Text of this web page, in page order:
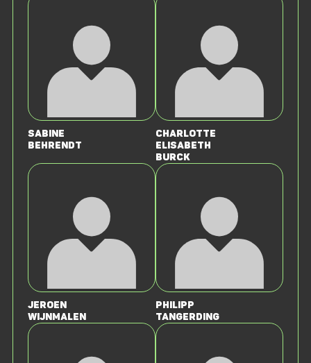
Sabine
Behrendt
Charlotte
Elisabeth
Burck
Jeroen
Wijnmalen
Philipp
Tangerding